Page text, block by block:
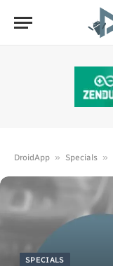
DroidApp » Specials »
SPECIALS